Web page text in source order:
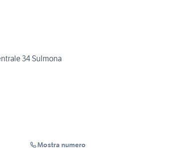
34 Sulmona
Mostra numero